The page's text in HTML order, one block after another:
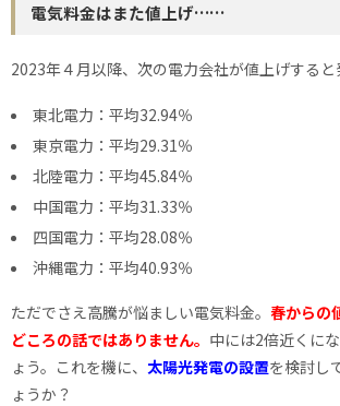
電気料金はまた値上げ……
2023年４月以降、次の電力会社が値上げすると
東北電力：平均32.94％
東京電力：平均29.31％
北陸電力：平均45.84％
中国電力：平均31.33％
四国電力：平均28.08％
沖縄電力：平均40.93％
ただでさえ高騰が悩ましい電気料金。 春からの
どころの話ではありません。 中には2倍近くに
ょう。これを機に、 太陽光発電の設置を検討し
ょうか？